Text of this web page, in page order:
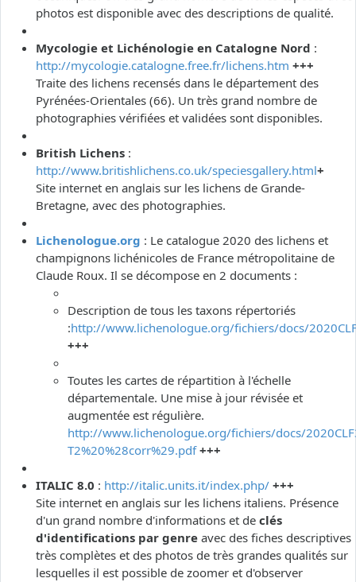
photos est disponible avec des descriptions de qualité.
Mycologie et Lichénologie en Catalogne Nord :
http://mycologie.catalogne.free.fr/lichens.htm +++
Traite des lichens recensés dans le département des
Pyrénées-Orientales (66). Un très grand nombre de
photographies vérifiées et validées sont disponibles.
British Lichens :
http://www.britishlichens.co.uk/speciesgallery.html+
Site internet en anglais sur les lichens de Grande-
Bretagne, avec des photographies.
Lichenologue.org : Le catalogue 2020 des lichens et
champignons lichénicoles de France métropolitaine de
Claude Roux. Il se décompose en 2 documents :
Description de tous les taxons répertoriés
:http://www.lichenologue.org/fichiers/docs/
+++
Toutes les cartes de répartition à l'échelle
départementale. Une mise à jour révisée et
augmentée est régulière.
http://www.lichenologue.org/fichiers/docs/
T2%20%28corr%29.pdf +++
ITALIC 8.0 : http://italic.units.it/index.php/ +++
Site internet en anglais sur les lichens italiens. Présence
d'un grand nombre d'informations et de clés
d'identifications par genre avec des fiches descriptives
très complètes et des photos de très grandes qualités sur
lesquelles il est possible de zoomer et d'observer